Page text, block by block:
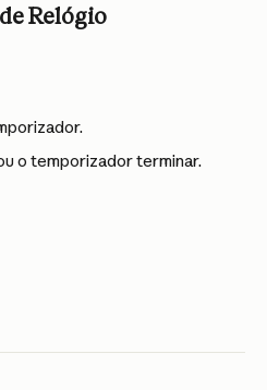
Relógio
o temporizador terminar.